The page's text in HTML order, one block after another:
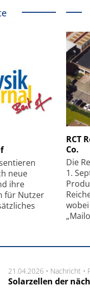
neue
ihre
für Nutzer
RCT
Co.
Die
1.
mit Super-
21.04.2026 • Nachricht •
Solarzellen der